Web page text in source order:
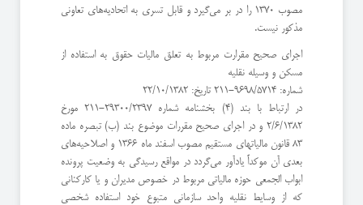
مصوب 1370 را در بر می‌گیرد و قابل تسری به اتحادیه‌های تعاونی
مذکور نیست.
اجرای صحیح مقرارت مربوط به تعلق مالیات حقوق به استفاده از
مسکن و وسیله نقلیه
شماره: 9698/5714-211 تاریخ: 22/10/1382
در ارتباط با بند (4) بخشنامه شماره 29300/2397-211 مورخ
2/6/1382 و در اجرای صحیح مقررات موضوع بند (ب) تبصره ماده
83 قانون مالیاتهای مستقیم مصوب اسفند ماه 1366 و اصلاحیه‌های
بعدی آن موکداً یادآور می‌گردد در مواقع رسیدگی به وضعیت پرونده
ابواب الجمعی حوزه مالیاتی مربوط در خصوص مدیران و یا کارکنانی
که از وسایط نقلیه واحد سازمانی متبوع خود استفاده شخصی